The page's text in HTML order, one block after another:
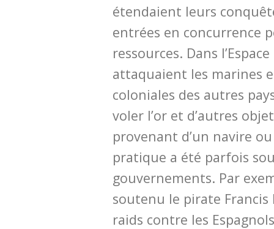
étendaient leurs
entrées en concurrence
ressources. Dans
attaquaient les marines
coloniales des autres
voler l’or et d’autres
provenant d’un navire
pratique a été parfois
gouvernements. Par
soutenu le pirate Francis
raids contre les